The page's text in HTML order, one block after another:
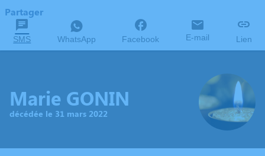
Partager
SMS WhatsApp Facebook E-mail Lien
Marie GONIN
décédée le 31 mars 2022